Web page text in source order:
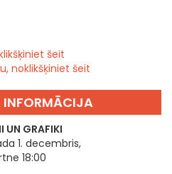
šeit
noklikšķiniet šeit
INFORMĀCIJA
UN GRAFIKI
1. decembris,
18:00